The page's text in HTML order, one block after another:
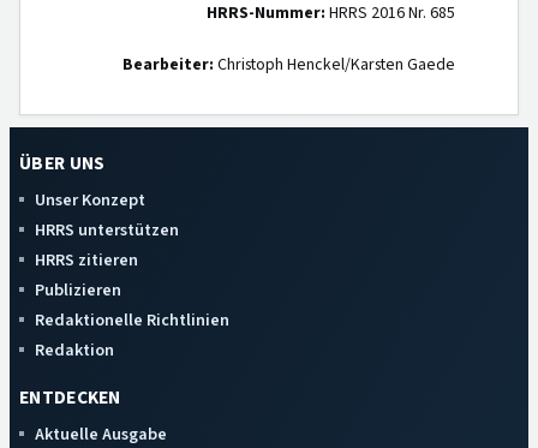
HRRS-Nummer: HRRS 2016 Nr. 685
Bearbeiter: Christoph Henckel/Karsten Gaede
ÜBER UNS
Unser Konzept
HRRS unterstützen
HRRS zitieren
Publizieren
Redaktionelle Richtlinien
Redaktion
ENTDECKEN
Aktuelle Ausgabe